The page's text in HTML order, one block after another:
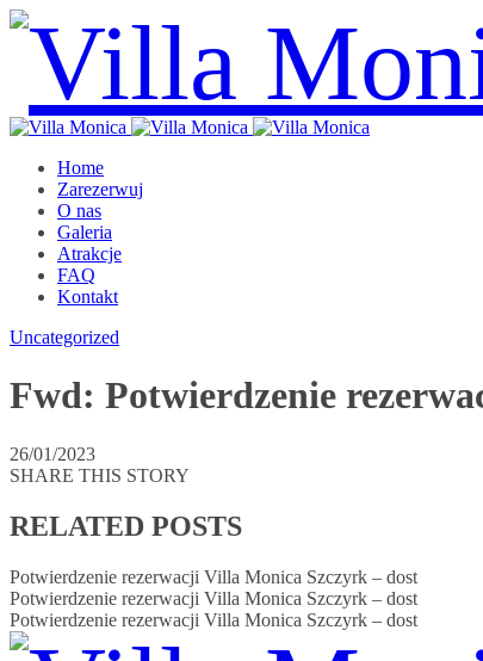
Home
Zarezerwuj
O nas
Galeria
Atrakcje
FAQ
Kontakt
Uncategorized
Fwd: Potwierdzenie
26/01/2023
SHARE THIS STORY
RELATED POSTS
Potwierdzenie rezerwacji Villa Monica Szczyrk – dost
Potwierdzenie rezerwacji Villa Monica Szczyrk – dost
Potwierdzenie rezerwacji Villa Monica Szczyrk – dost